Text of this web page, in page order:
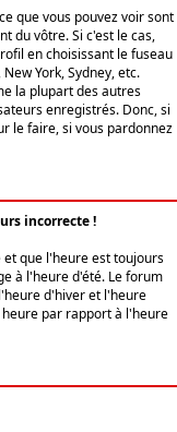
que vous pouvez voir sont
du vôtre. Si c'est le cas,
en choisissant le fuseau
York, Sydney, etc.
la plupart des autres
enregistrés. Donc, si
le faire, si vous pardonnez
incorrecte !
que l'heure est toujours
à l'heure d'été. Le forum
d'hiver et l'heure
par rapport à l'heure